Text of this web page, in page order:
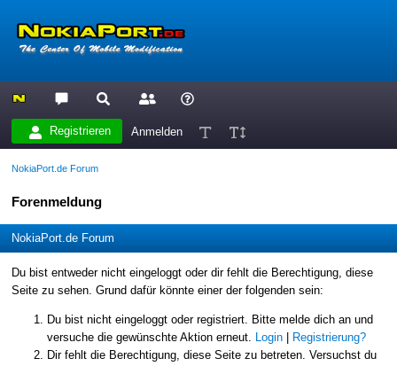
Registrieren Anmelden
NokiaPort.de Forum
Forenmeldung
NokiaPort.de Forum
Du bist entweder nicht eingeloggt oder dir fehlt die Berechtigung, diese
Seite zu sehen. Grund dafür könnte einer der folgenden sein:
Du bist nicht eingeloggt oder registriert. Bitte melde dich an und
versuche die gewünschte Aktion erneut.
Login|
Registrierung?
Dir fehlt die Berechtigung, diese Seite zu betreten. Versuchst du